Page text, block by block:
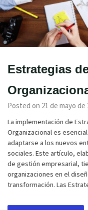
Estrategias
Posted on 21 de mayo de
La implementación de
Organizacional es
adaptarse a los nuevos
sociales. Este artículo,
de gestión empresarial,
organizaciones en el
transformación. Las